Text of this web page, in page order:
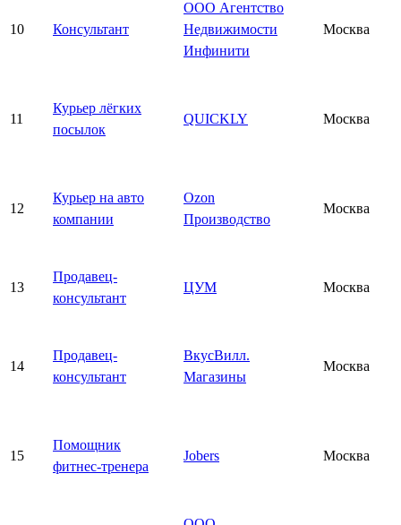
10 Консультант
ООО Агентство
Недвижимости
Инфинити
Москва
11
Курьер лёгких
посылок
QUICKLY Москва
12
Курьер на авто
компании
Ozon
Производство
Москва
13
Продавец-
консультант
ЦУМ Москва
14
Продавец-
консультант
ВкусВилл.
Магазины
Москва
15
Помощник
фитнес-тренера
Jobers Москва